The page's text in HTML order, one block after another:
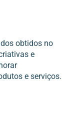
obtidos no
e
e serviços.